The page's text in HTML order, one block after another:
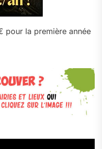
pour la première année